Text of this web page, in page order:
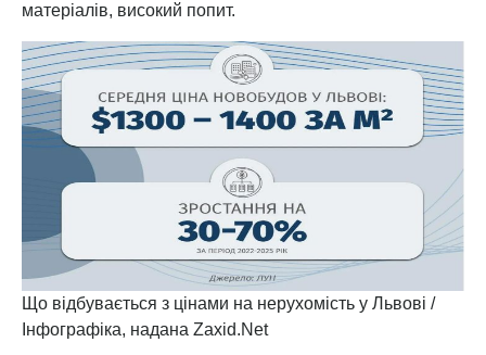
матеріалів, високий попит.
Що відбувається з цінами на нерухомість у Львові /
Інфографіка, надана Zaxid.Net